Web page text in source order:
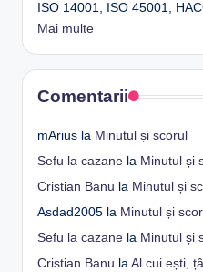
ISO 14001, ISO 45001,
Mai multe
Comentarii
mArius la Minutul și scorul
Sefu la cazane la Minutul și
Cristian Banu la Minutul și
Asdad2005 la Minutul și
Sefu la cazane la Minutul și
Cristian Banu la Al cui ești,